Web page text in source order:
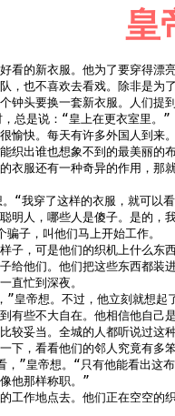
皇
的新衣服。他为了要穿得漂
，也不喜欢去看戏。除非是为
钟头要换一套新衣服。人们提
总是说：“皇上在更衣室里。”
快。每天有许多外国人到来
织出谁也想象不到的最美丽的
衣服还有一种奇异的作用，那
我穿了这样的衣服，就可以
明人，哪些人是傻子。是的，
子，叫他们马上开始工作。
，可是他们的织机上什么东
给他们。他们把这些东西都装
直忙到深夜。
帝想。不过，他立刻就想起
有些不大自在。他相信他自己
较妥当。全城的人都听说过这
下，看看他们的邻人究竟有多
”皇帝想。“只有他能看出这
他那样称职。”
作地点去。他们正在空空的